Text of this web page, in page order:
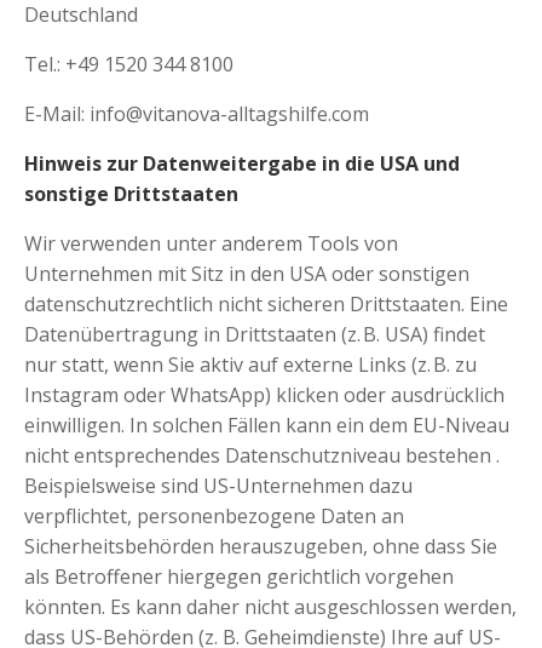
Deutschland
Tel.: +49 1520 344 8100
E-Mail: info@vitanova-alltagshilfe.com
Hinweis zur Datenweitergabe in die USA und
sonstige Drittstaaten
Wir verwenden unter anderem Tools von
Unternehmen mit Sitz in den USA oder sonstigen
datenschutzrechtlich nicht sicheren Drittstaaten. Eine
Datenübertragung in Drittstaaten (z. B. USA) findet
nur statt, wenn Sie aktiv auf externe Links (z. B. zu
Instagram oder WhatsApp) klicken oder ausdrücklich
einwilligen. In solchen Fällen kann ein dem EU-Niveau
nicht entsprechendes Datenschutzniveau bestehen .
Beispielsweise sind US-Unternehmen dazu
verpflichtet, personenbezogene Daten an
Sicherheitsbehörden herauszugeben, ohne dass Sie
als Betroffener hiergegen gerichtlich vorgehen
könnten. Es kann daher nicht ausgeschlossen werden,
dass US-Behörden (z. B. Geheimdienste) Ihre auf US-